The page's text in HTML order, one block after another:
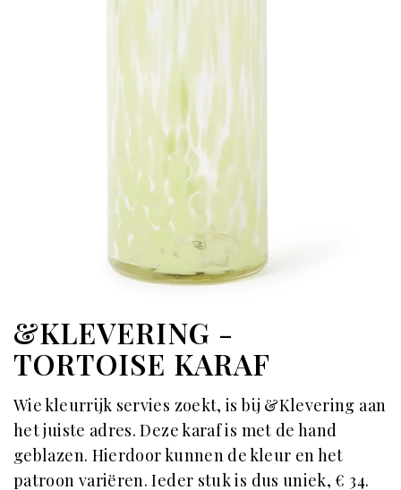
&KLEVERING -
TORTOISE KARAF
Wie kleurrijk servies zoekt, is bij &Klevering aan
het juiste adres. Deze karaf is met de hand
geblazen. Hierdoor kunnen de kleur en het
patroon variëren. Ieder stuk is dus uniek, € 34.